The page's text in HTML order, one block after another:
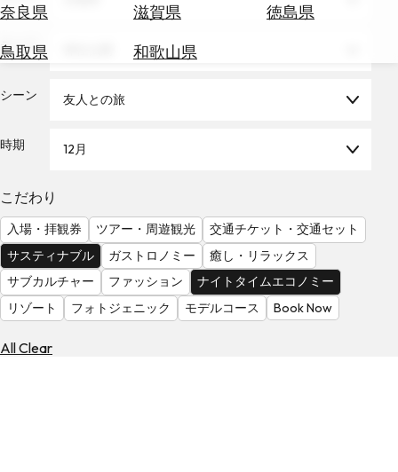
奈良県
滋賀県
徳島県
鳥取県
和歌山県
テ
を
を
見
る
テーマ
シーン 友人との旅
時期 12月
こだわり
入場・拝観券 ツアー・周遊観光
交通チケット・交通セット
サスティナブル
ガストロノミー
癒し・リラックス
サブカルチャー
ファッション
ナイトタイムエコノミー
リゾート
フォトジェニック モデルコース Book Now
All Clear